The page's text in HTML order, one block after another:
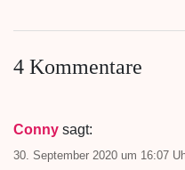
4 Kommentare
Conny sagt:
30. September 2020 um 16:07